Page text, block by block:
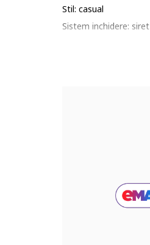
Stil: casual
Sistem inchidere: siret